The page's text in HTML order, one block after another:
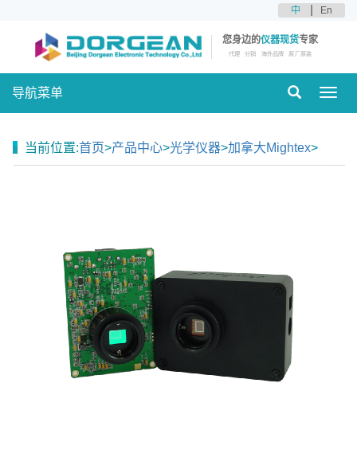
中 En
您身边的仪器现货专家
代理 分销 海外品牌 原厂原装
导航菜单
当前位置:首页>产品中心>光学仪器>加拿大Mightex>